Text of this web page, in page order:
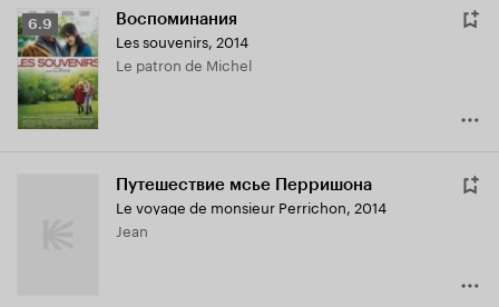
Рейтинг
Кинопоиска
6.9
6.9 Воспоминания
Les souvenirs, 2014
Le patron de Michel
Путешествие мсье Перришона
Le voyage de monsieur Perrichon, 2014
Jean